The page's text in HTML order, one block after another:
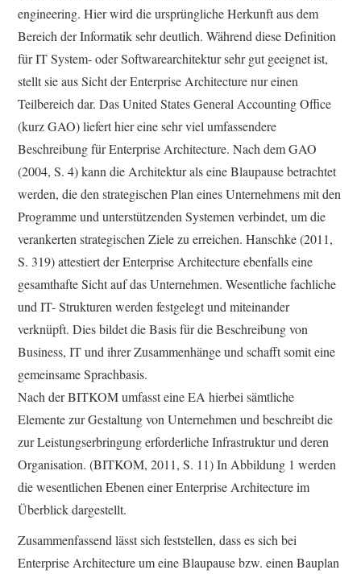
engineering. Hier wird die ursprüngliche Herkunft aus dem
Bereich der Informatik sehr deutlich. Während diese Definition
für IT System- oder Softwarearchitektur sehr gut geeignet ist,
stellt sie aus Sicht der Enterprise Architecture nur einen
Teilbereich dar. Das United States General Accounting Office
(kurz GAO) liefert hier eine sehr viel umfassendere
Beschreibung für Enterprise Architecture. Nach dem GAO
(2004, S. 4) kann die Architektur als eine Blaupause betrachtet
werden, die den strategischen Plan eines Unternehmens mit den
Programme und unterstützenden Systemen verbindet, um die
verankerten strategischen Ziele zu erreichen. Hanschke (2011,
S. 319) attestiert der Enterprise Architecture ebenfalls eine
gesamthafte Sicht auf das Unternehmen. Wesentliche fachliche
und IT- Strukturen werden festgelegt und miteinander
verknüpft. Dies bildet die Basis für die Beschreibung von
Business, IT und ihrer Zusammenhänge und schafft somit eine
gemeinsame Sprachbasis.
Nach der BITKOM umfasst eine EA hierbei sämtliche
Elemente zur Gestaltung von Unternehmen und beschreibt die
zur Leistungserbringung erforderliche Infrastruktur und deren
Organisation. (BITKOM, 2011, S. 11) In Abbildung 1 werden
die wesentlichen Ebenen einer Enterprise Architecture im
Überblick dargestellt.
Zusammenfassend lässt sich feststellen, dass es sich bei
Enterprise Architecture um eine Blaupause bzw. einen Bauplan